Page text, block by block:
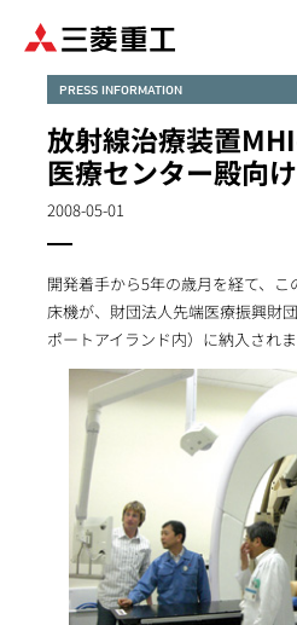
PRESS INFORMATION
放射線治療装置
医療センター殿向
2008-05-01
開発着手から5年の歳月を経て、
床機が、財団法人先端医療振興財
ポートアイランド内）に納入されま